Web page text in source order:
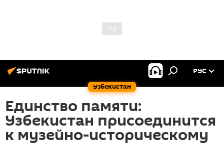
Узбекистан
РУС
Единство памяти:
Узбекистан присоединится
к музейно-историческому